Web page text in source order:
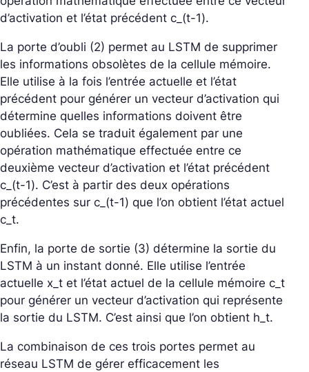
d’activation et l’état précédent c_(t-1).
La porte d’oubli (2) permet au LSTM de supprimer
les informations obsolètes de la cellule mémoire.
Elle utilise à la fois l’entrée actuelle et l’état
précédent pour générer un vecteur d’activation qui
détermine quelles informations doivent être
oubliées. Cela se traduit également par une
opération mathématique effectuée entre ce
deuxième vecteur d’activation et l’état précédent
c_(t-1). C’est à partir des deux opérations
précédentes sur c_(t-1) que l’on obtient l’état actuel
c_t.
Enfin, la porte de sortie (3) détermine la sortie du
LSTM à un instant donné. Elle utilise l’entrée
actuelle x_t et l’état actuel de la cellule mémoire c_t
pour générer un vecteur d’activation qui représente
la sortie du LSTM. C’est ainsi que l’on obtient h_t.
La combinaison de ces trois portes permet au
réseau LSTM de gérer efficacement les